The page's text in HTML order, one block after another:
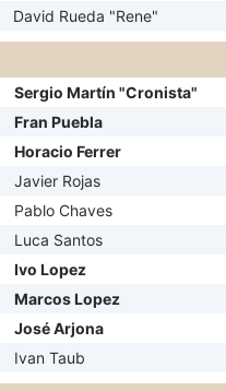
David Rueda "Rene"
Sergio Martín "Cronista"
Fran Puebla
Horacio Ferrer
Javier Rojas
Pablo Chaves
Luca Santos
Ivo Lopez
Marcos Lopez
José Arjona
Ivan Taub